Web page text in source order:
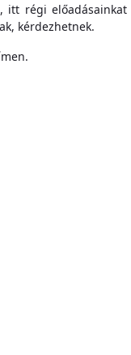
régi előadásainkat
kérdezhetnek.